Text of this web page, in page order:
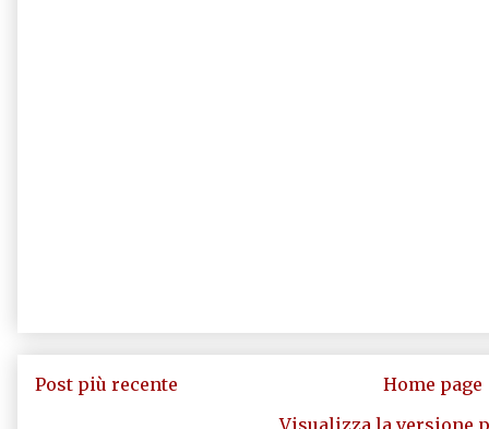
Post più recente
Home page
Visualizza la versione